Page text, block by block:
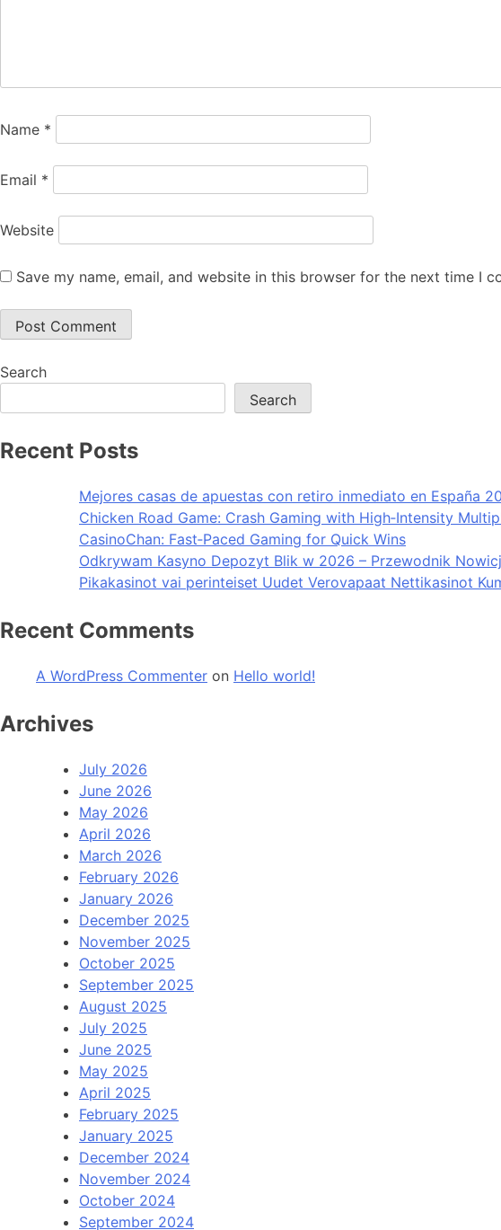
Name *
Email *
Website
Save my name, email, and website in this browser for the next time I
Search
Search
Recent Posts
Mejores casas de apuestas con retiro inmediato en España
Chicken Road Game: Crash Gaming with High‑Intensity
CasinoChan: Fast‑Paced Gaming for Quick Wins
Odkrywam Kasyno Depozyt Blik w 2026 – Przewodnik
Pikakasinot vai perinteiset Uudet Verovapaat Nettikasinot
Recent Comments
A WordPress Commenter on Hello world!
Archives
July 2026
June 2026
May 2026
April 2026
March 2026
February 2026
January 2026
December 2025
November 2025
October 2025
September 2025
August 2025
July 2025
June 2025
May 2025
April 2025
February 2025
January 2025
December 2024
November 2024
October 2024
September 2024